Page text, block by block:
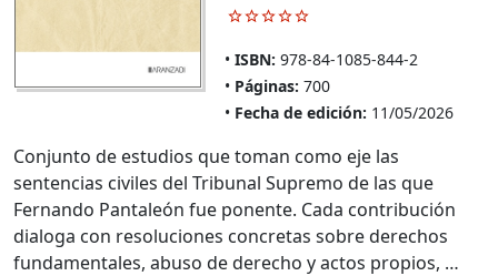
ISBN: 978-84-1085-844-2
Páginas: 700
Fecha de edición: 11/05/2026
Conjunto de estudios que toman como eje las
sentencias civiles del Tribunal Supremo de las que
Fernando Pantaleón fue ponente. Cada contribución
dialoga con resoluciones concretas sobre derechos
fundamentales, abuso de derecho y actos propios, …